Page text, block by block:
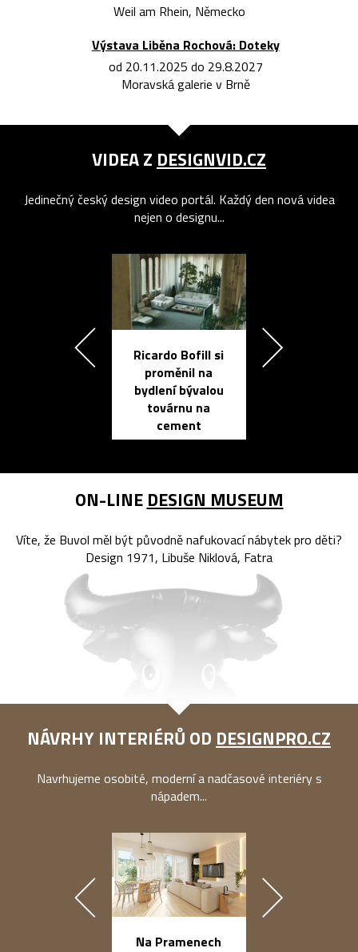
Weil am Rhein, Německo
Výstava Liběna Rochová: Doteky
od 20.11.2025 do 29.8.2027
Moravská galerie v Brně
VIDEA Z DESIGNVID.CZ
Jedinečný český design video portál. Každý den nová videa
nejen o designu...
Ricardo Bofill si
proměnil na
bydlení bývalou
továrnu na
cement
ON-LINE DESIGN MUSEUM
Víte, že Buvol měl být původně nafukovací nábytek pro děti?
Design 1971, Libuše Niklová, Fatra
NÁVRHY INTERIÉRŮ OD DESIGNPRO.CZ
Navrhujeme osobité, moderní a nadčasové interiéry s
nápadem...
Na Pramenech